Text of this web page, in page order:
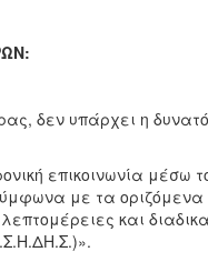
δεν υπάρχει η
επικοινωνία μέσω
με τα οριζόμενα
και